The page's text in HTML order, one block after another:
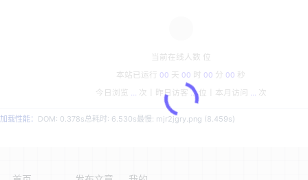
当前在线人数 位
本站已运行 00 天 00 时 00 分 00 秒
今日浏览
次丨 昨日访客...位丨 本月访问 次
加载性能： DOM: 0.378s总耗时: 6.530s最慢: mjr2jgry.png (8.459s)